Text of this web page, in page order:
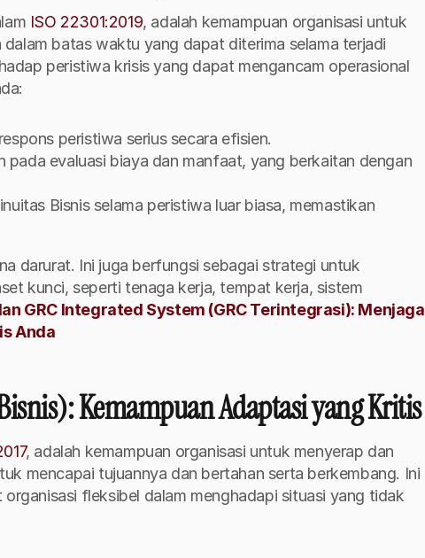
ISO 22301:2019, adalah kemampuan organisasi untuk
batas waktu yang dapat diterima selama terjadi
peristiwa krisis yang dapat mengancam operasional
peristiwa serius secara efisien.
pada evaluasi biaya dan manfaat, yang berkaitan dengan
Bisnis selama peristiwa luar biasa, memastikan
darurat. Ini juga berfungsi sebagai strategi untuk
kunci, seperti tenaga kerja, tempat kerja, sistem
GRC Integrated System (GRC Terintegrasi): Menjaga
Anda
Kemampuan Adaptasi yang Kritis
, adalah kemampuan organisasi untuk menyerap dan
mencapai tujuannya dan bertahan serta berkembang. Ini
fleksibel dalam menghadapi situasi yang tidak